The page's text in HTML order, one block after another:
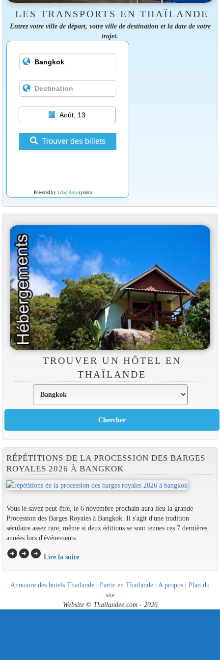
LES TRANSPORTS EN THAÏLANDE
Entrez votre ville de départ, votre ville de destination et la date de votre
trajet.
Août, 13
Trouver des billets
Powered by 12Go Asiasystem
TROUVER UN HÔTEL EN
THAÏLANDE
RÉPÉTITIONS DE LA PROCESSION DES BARGES
ROYALES 2026 À BANGKOK
Vous le savez peut-être, le 6 novembre prochain aura lieu la grande
Procession des Barges Royales à Bangkok. Il s'agit d'une tradition
séculaire assez rare, même si deux éditions se sont tenues ces 7 dernières
années lors d'événements...
arrow_circle_rightarrow_circle_rightarrow_circle_right Lire la suite
Annuaire des hotels Thailande | Partir en Thailande | A propos | Plan du
site
Website © Thailandee.com - 2026